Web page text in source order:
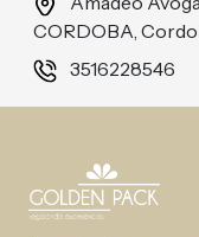
CORDOBA,
3516228546